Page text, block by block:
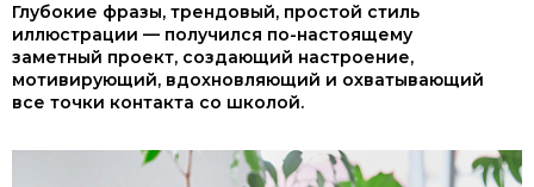
Глубокие фразы, трендовый, простой стиль
иллюстрации — получился по-настоящему
заметный проект, создающий настроение,
мотивирующий, вдохновляющий и охватывающий
все точки контакта со школой.